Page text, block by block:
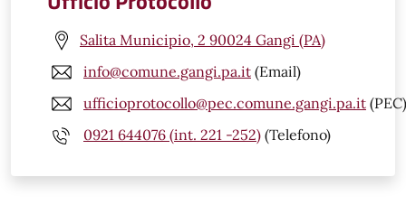
Salita Municipio, 2 90024 Gangi (PA)
info@comune.gangi.pa.it (Email)
ufficioprotocollo@pec.comune.gangi.pa.it (PEC)
0921 644076 (int. 221 -252) (Telefono)